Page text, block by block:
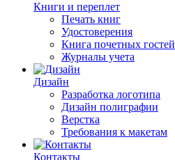
Книги и переплет
Печать книг
Удостоверения
Книга почетных гостей
Журналы учета
Дизайн
Разработка логотипа
Дизайн полиграфии
Верстка
Требования к макетам
Контакты